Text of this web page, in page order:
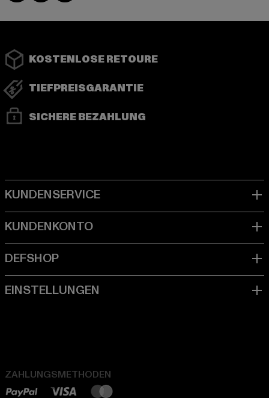
KOSTENLOSE RETOURE
TIEFPREISGARANTIE
SICHERE BEZAHLUNG
ZAHLUNGSMETHODEN